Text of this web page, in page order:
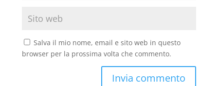
Salva il mio nome, email e sito web in questo
browser per la prossima volta che commento.